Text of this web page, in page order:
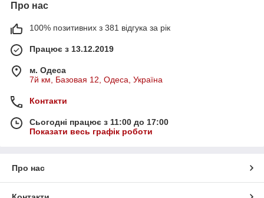
Про нас
100% позитивних з 381 відгука за рік
Працює з 13.12.2019
м. Одеса
7й км, Базовая 12, Одеса, Україна
Контакти
Сьогодні працює з 11:00 до 17:00
Показати весь графік роботи
Про нас